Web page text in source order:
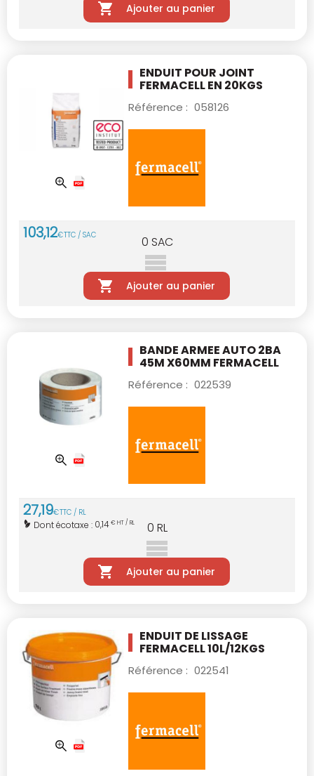
Ajouter au panier
ENDUIT POUR JOINT
FERMACELL EN 20KGS
Référence : 058126
103,12€TTC / SAC 0 SAC
Ajouter au panier
BANDE ARMEE AUTO 2BA
45M X60MM FERMACELL
Référence : 022539
27,19€TTC / RL
Dont écotaxe : 0,14€ HT / RL 0 RL
Ajouter au panier
ENDUIT DE LISSAGE
FERMACELL 10L/12KGS
Référence : 022541